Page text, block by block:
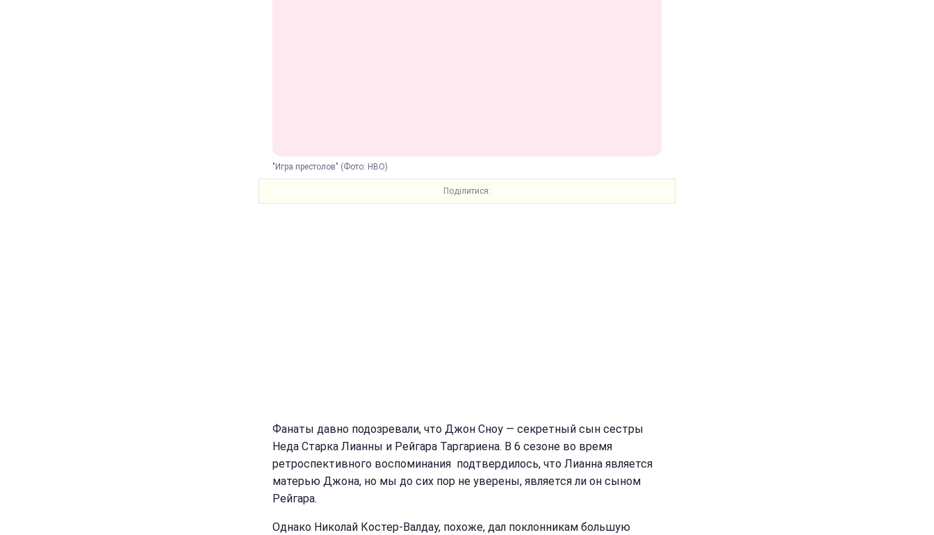
"Игра престолов" (Фото: HBO)
Поділитися:
Фанаты давно подозревали, что Джон Сноу — секретный сын сестры
Неда Старка Лианны и Рейгара Таргариена. В 6 сезоне во время
ретроспективного воспоминания подтвердилось, что Лианна является
матерью Джона, но мы до сих пор не уверены, является ли он сыном
Рейгара.
Однако Николай Костер-Валдау, похоже, дал поклонникам большую